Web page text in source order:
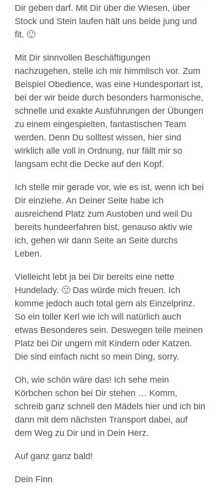
Dir geben darf. Mit Dir über die Wiesen, über
Stock und Stein laufen hält uns beide jung und
fit. 🙂
Mit Dir sinnvollen Beschäftigungen
nachzugehen, stelle ich mir himmlisch vor. Zum
Beispiel Obedience, was eine Hundesportart ist,
bei der wir beide durch besonders harmonische,
schnelle und exakte Ausführungen der Übungen
zu einem eingespielten, fantastischen Team
werden. Denn Du solltest wissen, hier sind
wirklich alle voll in Ordnung, nur fällt mir so
langsam echt die Decke auf den Kopf.
Ich stelle mir gerade vor, wie es ist, wenn ich bei
Dir einziehe. An Deiner Seite habe ich
ausreichend Platz zum Austoben und weil Du
bereits hundeerfahren bist, genauso aktiv wie
ich, gehen wir dann Seite an Seite durchs
Leben.
Vielleicht lebt ja bei Dir bereits eine nette
Hundelady. 🙂 Das würde mich freuen. Ich
komme jedoch auch total gern als Einzelprinz.
So ein toller Kerl wie ich will natürlich auch
etwas Besonderes sein. Deswegen teile meinen
Platz bei Dir ungern mit Kindern oder Katzen.
Die sind einfach nicht so mein Ding, sorry.
Oh, wie schön wäre das! Ich sehe mein
Körbchen schon bei Dir stehen … Komm,
schreib ganz schnell den Mädels hier und ich bin
dann mit dem nächsten Transport dabei, auf
dem Weg zu Dir und in Dein Herz.
Auf ganz ganz bald!
Dein Finn